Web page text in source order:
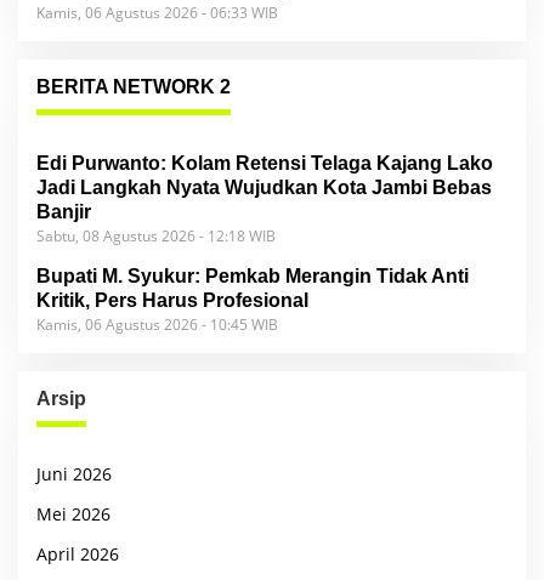
Kamis, 06 Agustus 2026 - 06:33 WIB
BERITA NETWORK 2
Edi Purwanto: Kolam Retensi Telaga Kajang Lako
Jadi Langkah Nyata Wujudkan Kota Jambi Bebas
Banjir
Sabtu, 08 Agustus 2026 - 12:18 WIB
Bupati M. Syukur: Pemkab Merangin Tidak Anti
Kritik, Pers Harus Profesional
Kamis, 06 Agustus 2026 - 10:45 WIB
Arsip
Juni 2026
Mei 2026
April 2026